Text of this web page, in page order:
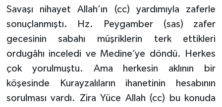
Savaşı nihayet Allah’ın (cc) yardımıyla zaferle
sonuçlanmıştı. Hz. Peygamber (sas) zafer
gecesinin sabahı müşriklerin terk ettikleri
ordugâhı inceledi ve Medine’ye döndü. Herkes
çok yorulmuştu. Ama herkesin aklının bir
köşesinde Kurayzalıların ihanetinin hesabının
sorulması vardı. Zira Yüce Allah (cc) bu konuda